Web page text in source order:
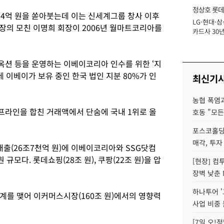
원을 쏟아붓는데 이는 신세계그룹 창사 이후
의 모친 이명희 회장이 2006년 월마트코리아를
등을 운영하는 이베이코리아 인수를 위한 ‘지
이베이가 보유 중인 한국 법인 지분 80%가 인
라인을 합친 거래액에서 단숨에 국내 1위로 올
(26조7천억 원)에 이베이코리아와 SSG닷컴
규모다. 롯데쇼핑(28조 원), 쿠팡(22조 원)을 압
를 맺어 이커머스시장(160조 원)에서의 영향력
정상호 롯
장
LG·현대·
카드사 30
최신기
농협 폭염
호동 "모
포스코홀
매각, 투
[현장] 컴
장벽 낮춘
하나투어
사업 비중
[7일 오!